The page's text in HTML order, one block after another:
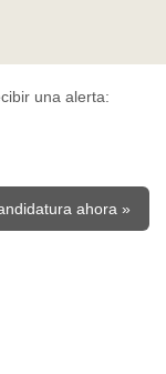
una alerta:
ahora »